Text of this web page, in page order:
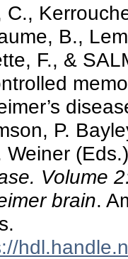
C.,
B.,
F., &
P.
Weiner
Volume
brain.